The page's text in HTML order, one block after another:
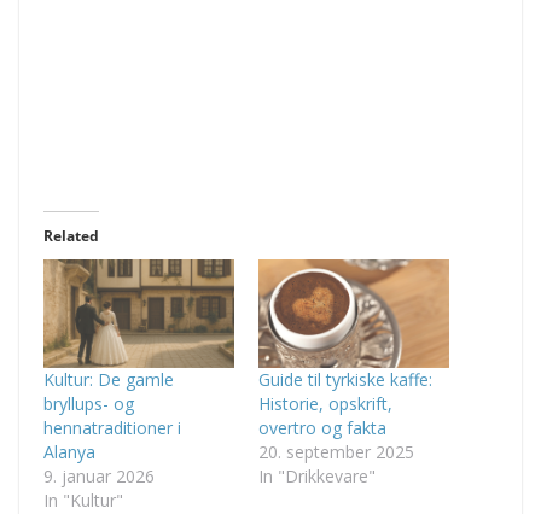
Related
Kultur: De gamle
bryllups- og
hennatraditioner i
Alanya
9. januar 2026
In "Kultur"
Guide til tyrkiske kaffe:
Historie, opskrift,
overtro og fakta
20. september 2025
In "Drikkevare"